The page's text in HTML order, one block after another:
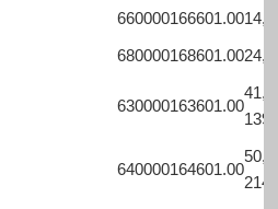
660000166601.00
680000168601.00
630000163601.00
41,0
640000164601.00
50,0